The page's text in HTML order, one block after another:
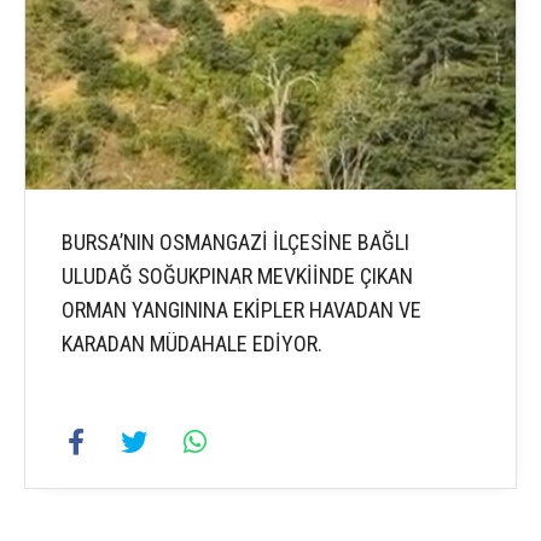
BURSA’NIN OSMANGAZİ İLÇESİNE BAĞLI
ULUDAĞ SOĞUKPINAR MEVKİİNDE ÇIKAN
ORMAN YANGININA EKİPLER HAVADAN VE
KARADAN MÜDAHALE EDİYOR.